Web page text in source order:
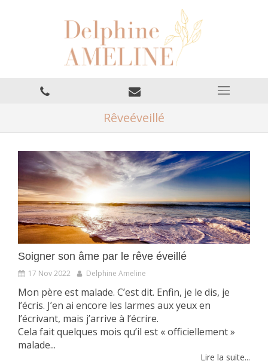
Rêveéveillé
Soigner son âme par le rêve éveillé
17 Nov 2022 Delphine Ameline
Mon père est malade. C’est dit. Enfin, je le dis, je
l’écris. J’en ai encore les larmes aux yeux en
l’écrivant, mais j’arrive à l’écrire.
Cela fait quelques mois qu’il est « officiellement »
malade...
Lire la suite...